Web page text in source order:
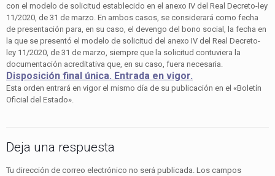
con el modelo de solicitud establecido en el anexo IV del Real Decreto-ley
11/2020, de 31 de marzo. En ambos casos, se considerará como fecha
de presentación para, en su caso, el devengo del bono social, la fecha en
la que se presentó el modelo de solicitud del anexo IV del Real Decreto-
ley 11/2020, de 31 de marzo, siempre que la solicitud contuviera la
documentación acreditativa que, en su caso, fuera necesaria.
Disposición final única. Entrada en vigor.
Esta orden entrará en vigor el mismo día de su publicación en el «Boletín
Oficial del Estado».
Deja una respuesta
Tu dirección de correo electrónico no será publicada. Los campos